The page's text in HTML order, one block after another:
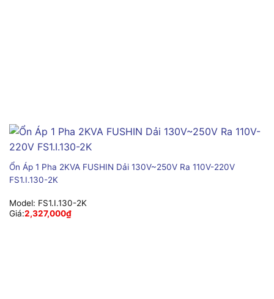
Ổn Áp 1 Pha 2KVA FUSHIN Dải 130V~250V Ra 110V-220V
FS1.I.130-2K
Model: FS1.I.130-2K
Giá:2,327,000₫